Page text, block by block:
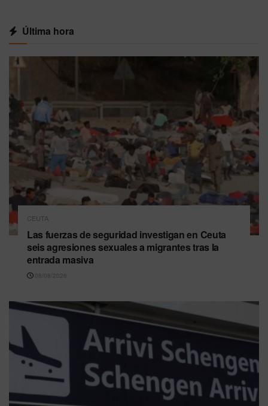
Última hora
CEUTA
Las fuerzas de seguridad investigan en Ceuta
seis agresiones sexuales a migrantes tras la
entrada masiva
08/08/2026